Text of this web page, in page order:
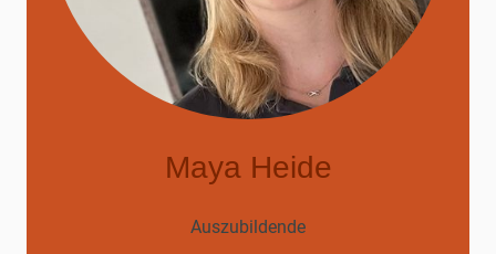
Maya Heide
Auszubildende